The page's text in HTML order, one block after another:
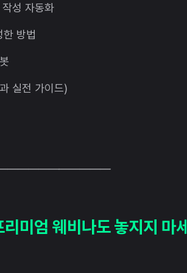
성 자동화
방법
실전 가이드)
미엄 웨비나도 놓지지 마세